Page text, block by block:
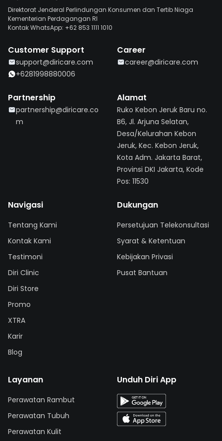
Direktorat Jenderal Perlindungan Konsumen dan Tertib Niaga
Kementerian Perdagangan RI
Kontak WhatsApp: +62 853 1111 1010
Customer Support
support@diricare.com
+6281998880006
Career
career@diricare.com
Partnership
partnership@diricare.co
m
Alamat
Ruko Kebon Jeruk Baru no.
B6, Jl. Arjuna Selatan,
Desa/Kelurahan Kebon
Jeruk, Kec. Kebon Jeruk,
Kota Adm. Jakarta Barat,
Provinsi DKI Jakarta, Kode
Pos: 11530
Navigasi
Tentang Kami
Kontak Kami
Testimoni
Diri Clinic
Diri Store
Promo
XTRA
Karir
Blog
Dukungan
Persetujuan Telekonsultasi
Syarat & Ketentuan
Kebijakan Privasi
Pusat Bantuan
Layanan
Perawatan Rambut
Perawatan Tubuh
Perawatan Kulit
Unduh Diri App